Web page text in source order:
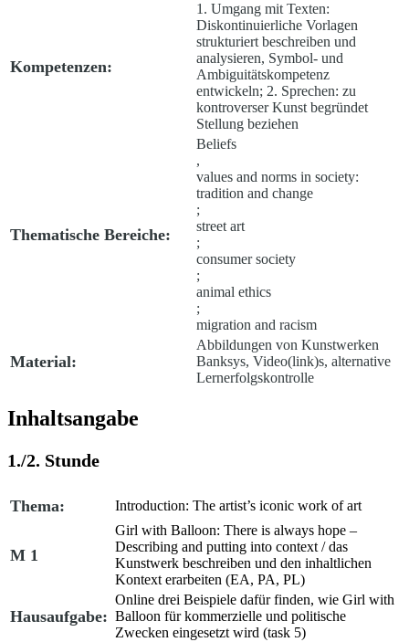
Kompetenzen:
1. Umgang mit Texten:
Diskontinuierliche Vorlagen
strukturiert beschreiben und
analysieren, Symbol- und
Ambiguitäts­kompetenz
entwickeln; 2. Sprechen: zu
kontroverser Kunst begründet
Stellung beziehen
Thematische Bereiche:
Beliefs
,
values and norms in society:
tradition and change
;
street art
;
consumer society
;
animal ethics
;
migration and racism
Material:
Abbildungen von Kunstwerken
Banksys, Video(link)s, alternative
Lernerfolgskontrolle
Inhaltsangabe
1./2. Stunde
Thema: Introduction: The artist’s iconic work of art
M 1
Girl with Balloon: There is always hope –
Describing and putting into context /das
Kunstwerk beschreiben und den inhaltlichen
Kontext erarbeiten (EA, PA, PL)
Hausaufgabe:
Online drei Beispiele dafür finden, wie Girl with
Balloon für kommerzielle und politische
Zwecken eingesetzt wird (task 5)